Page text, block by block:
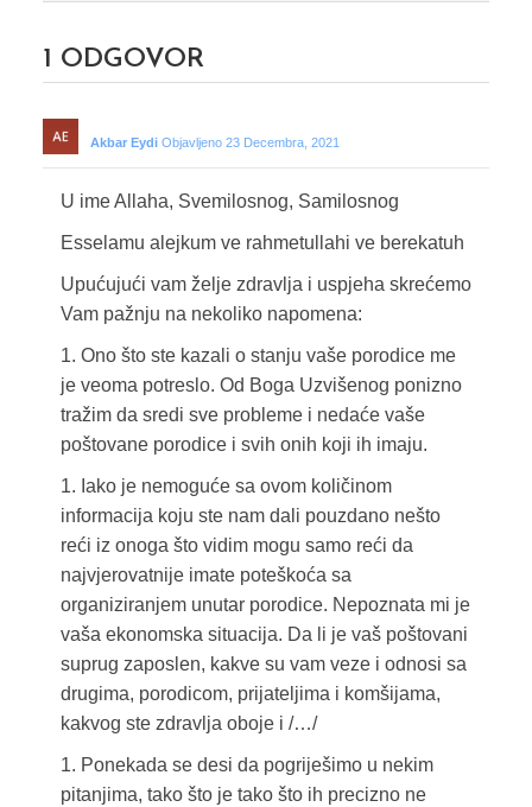
1 ODGOVOR
Akbar Eydi Objavljeno 23 Decembra, 2021
U ime Allaha, Svemilosnog, Samilosnog
Esselamu alejkum ve rahmetullahi ve berekatuh
Upućujući vam želje zdravlja i uspjeha skrećemo
Vam pažnju na nekoliko napomena:
1. Ono što ste kazali o stanju vaše porodice me
je veoma potreslo. Od Boga Uzvišenog ponizno
tražim da sredi sve probleme i nedaće vaše
poštovane porodice i svih onih koji ih imaju.
1. Iako je nemoguće sa ovom količinom
informacija koju ste nam dali pouzdano nešto
reći iz onoga što vidim mogu samo reći da
najvjerovatnije imate poteškoća sa
organiziranjem unutar porodice. Nepoznata mi je
vaša ekonomska situacija. Da li je vaš poštovani
suprug zaposlen, kakve su vam veze i odnosi sa
drugima, porodicom, prijateljima i komšijama,
kakvog ste zdravlja oboje i /…/
1. Ponekada se desi da pogriješimo u nekim
pitanjima, tako što je tako što ih precizno ne